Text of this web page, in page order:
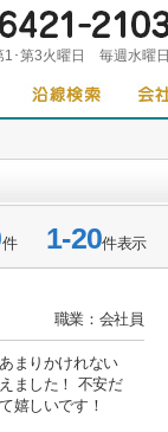
1･第3火曜日 毎週水曜日
件1-20件表示
職業：会社員
まりかけれない
ました！ 不安だ
嬉しいです！